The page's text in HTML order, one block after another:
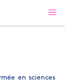
en sciences